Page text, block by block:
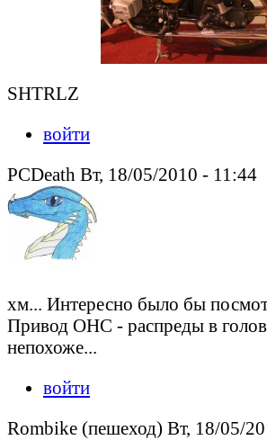
SHTRLZ
войти
PCDeath Вт, 18/05/2010 - 11:44
хм... Интересно было бы
Привод OHC - распреды в
непохоже...
войти
Rombike (пешеход) Вт, 18/05/